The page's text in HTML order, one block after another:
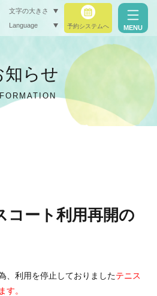
文字の大きさ
Language 予約システムへ MENU
知らせ
コート利用再開の
、利用を停止しておりましたテニス
す。